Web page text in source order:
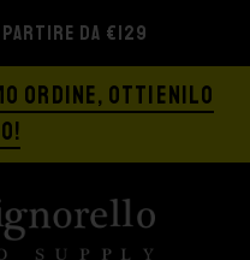
DA €129
ORDINE, OTTIENILO